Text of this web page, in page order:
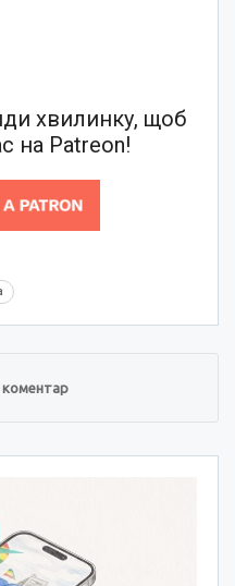
хвилинку, щоб
на Patreon!